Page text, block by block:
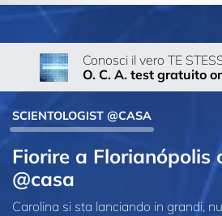
Conosci il vero TE
O. C. A. test gratuito
SCIENTOLOGIST @CASA
Fiorire a Florianópolis
@casa
Carolina si sta lanciando in grandi,